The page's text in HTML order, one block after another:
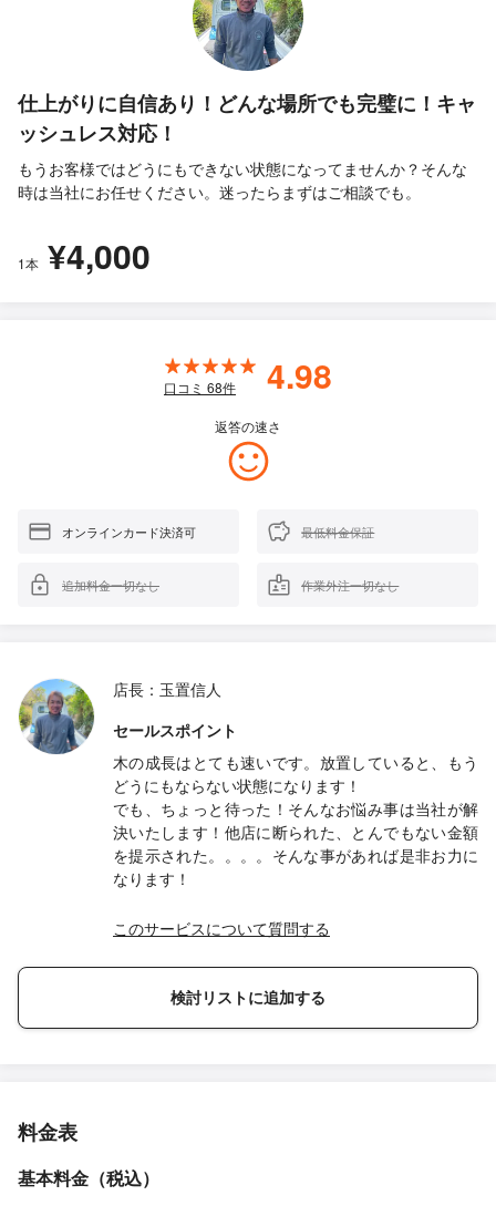
仕上がりに自信あり！どんな場所でも完璧に！キャ
ッシュレス対応！
もうお客様ではどうにもできない状態になってませんか？そんな
時は当社にお任せください。迷ったらまずはご相談でも。
1本 ¥4,000
口コミ 68件 4.98
返答の速さ
オンラインカード決済可 最低料金保証
追加料金一切なし 作業外注一切なし
店長：玉置信人
セールスポイント
木の成長はとても速いです。放置していると、もう
どうにもならない状態になります！
でも、ちょっと待った！そんなお悩み事は当社が解
決いたします！他店に断られた、とんでもない金額
を提示された。。。。そんな事があれば是非お力に
なります！
このサービスについて質問する
検討リストに追加する
料金表
基本料金（税込）